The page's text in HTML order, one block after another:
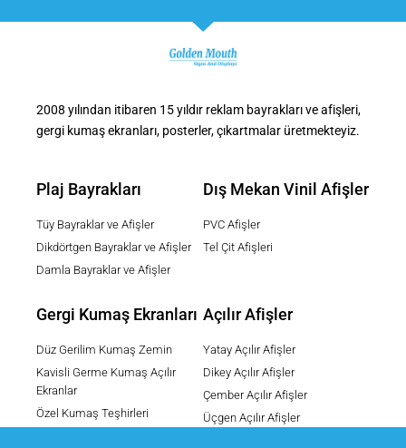
2008 yılından itibaren 15 yıldır reklam bayrakları ve afişleri,
gergi kumaş ekranları, posterler, çıkartmalar üretmekteyiz.
Plaj Bayrakları
Tüy Bayraklar ve Afişler
Dikdörtgen Bayraklar ve Afişler
Damla Bayraklar ve Afişler
Dış Mekan Vinil Afişler
PVC Afişler
Tel Çit Afişleri
Gergi Kumaş Ekranları
Düz Gerilim Kumaş Zemin
Kavisli Germe Kumaş Açılır
Ekranlar
Özel Kumaş Teşhirleri
Açılır Afişler
Yatay Açılır Afişler
Dikey Açılır Afişler
Çember Açılır Afişler
Üçgen Açılır Afişler